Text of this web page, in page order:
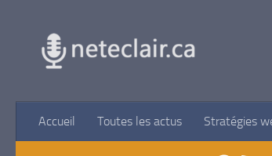
Accueil Toutes les actus Stratégies